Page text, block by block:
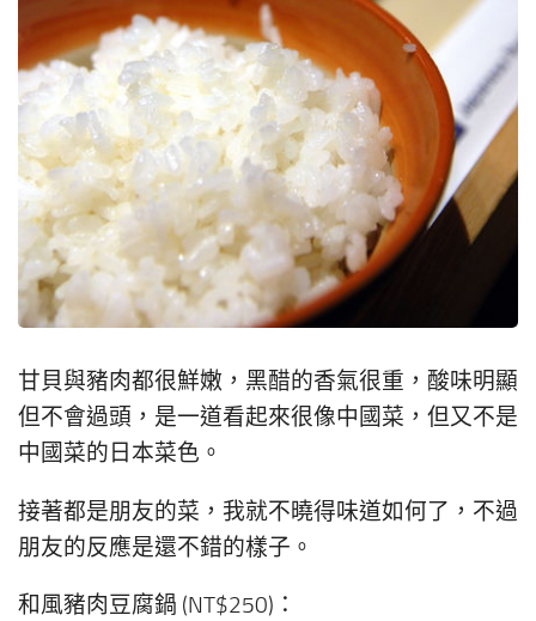
甘貝與豬肉都很鮮嫩，黑醋的香氣很重，酸味明顯
但不會過頭，是一道看起來很像中國菜，但又不是
中國菜的日本菜色。
接著都是朋友的菜，我就不曉得味道如何了，不過
朋友的反應是還不錯的樣子。
和風豬肉豆腐鍋 (NT$250)：